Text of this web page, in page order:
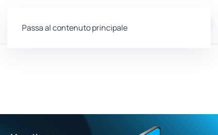
Passa al contenuto principale